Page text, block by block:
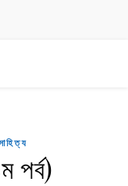
পর্ব)